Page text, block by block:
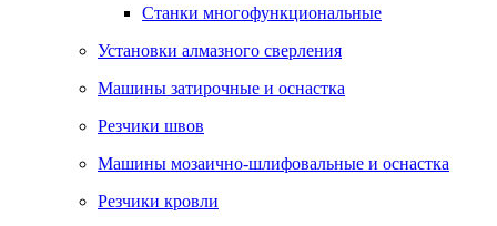
Станки многофункциональные
Установки алмазного сверления
Машины затирочные и оснастка
Резчики швов
Машины мозаично-шлифовальные и оснастка
Резчики кровли